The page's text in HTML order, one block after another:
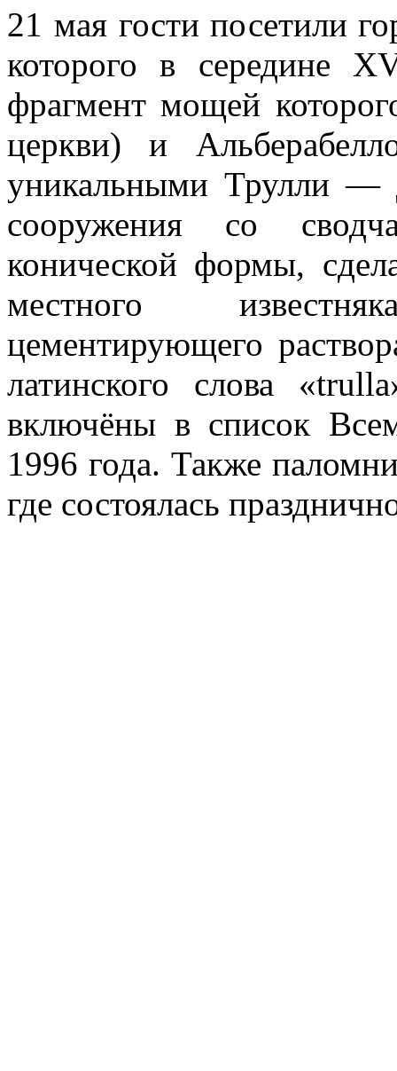
21 мая гости посетили
которого в середине
фрагмент мощей
церкви) и
уникальными Трулли —
сооружения со
конической формы,
местного
цементирующего
латинского слова
включёны в список
1996 года. Также
где состоялась